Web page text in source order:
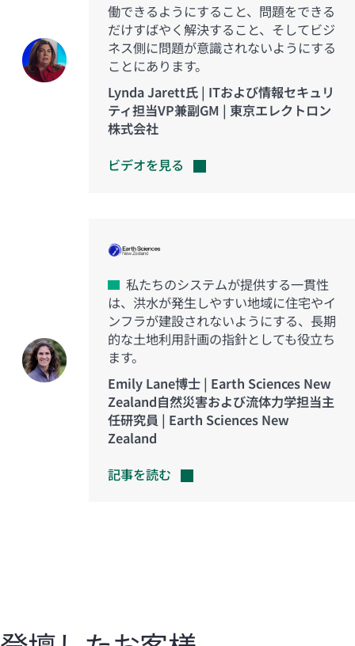
働できるようにすること、問題をできる
だけすばやく解決すること、そしてビジ
ネス側に問題が意識されないようにする
ことにあります。
Lynda Jarett氏 | ITおよび情報セキュリ
ティ担当VP兼副GM | 東京エレクトロン
株式会社
ビデオを見る
私たちのシステムが提供する一貫性
は、洪水が発生しやすい地域に住宅やイ
ンフラが建設されないようにする、長期
的な土地利用計画の指針としても役立ち
ます。
Emily Lane博士 | Earth Sciences New
Zealand自然災害および流体力学担当主
任研究員 | Earth Sciences New
Zealand
記事を読む